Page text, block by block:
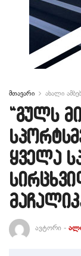
მთავარი ახალი
“გულს
ყველა
ავტორი -